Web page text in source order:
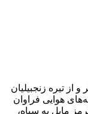
گیاهی علفی، چندساله به ارتفاع 3 متر و از تیره زنجبیلیان
هوایی فراوان
مایل به سیاه،